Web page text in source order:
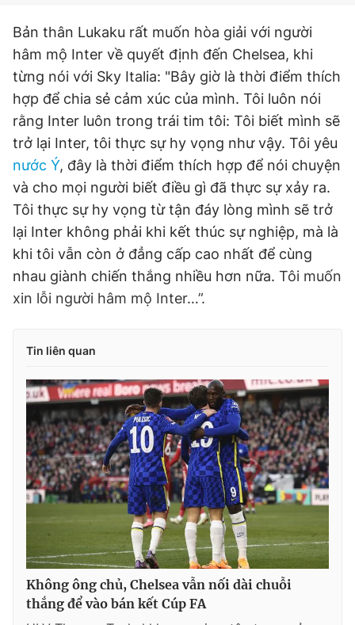
Bản thân Lukaku rất muốn hòa giải với người
hâm mộ Inter về quyết định đến Chelsea, khi
từng nói với Sky Italia: "Bây giờ là thời điểm thích
hợp để chia sẻ cảm xúc của mình. Tôi luôn nói
rằng Inter luôn trong trái tim tôi: Tôi biết mình sẽ
trở lại Inter, tôi thực sự hy vọng như vậy. Tôi yêu
nước Ý, đây là thời điểm thích hợp để nói chuyện
và cho mọi người biết điều gì đã thực sự xảy ra.
Tôi thực sự hy vọng từ tận đáy lòng mình sẽ trở
lại Inter không phải khi kết thúc sự nghiệp, mà là
khi tôi vẫn còn ở đẳng cấp cao nhất để cùng
nhau giành chiến thắng nhiều hơn nữa. Tôi muốn
xin lỗi người hâm mộ Inter…”.
Tin liên quan
Không ông chủ, Chelsea vẫn nối dài chuỗi
thắng để vào bán kết Cúp FA